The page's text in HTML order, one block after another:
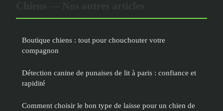
Boutique chiens : tout pour chouchouter votre
compagnon
Détection canine de punaises de lit à paris : confiance et
rapidité
Comment choisir le bon type de laisse pour un chien de